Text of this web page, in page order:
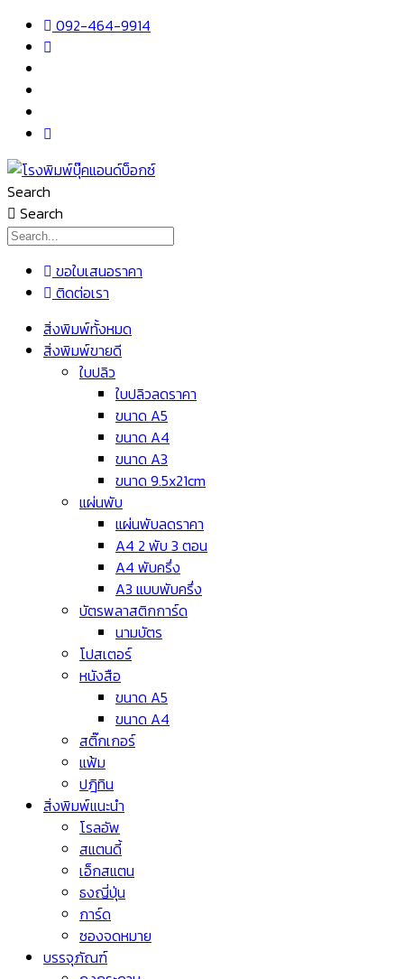
Skip
content
092-464-9914
Search
Search
ขอใบเสนอราคา
ติดต่อเรา
เมนู
สิ่งพิมพ์ทั้งหมด
สิ่งพิมพ์ขายดี
ใบปลิว
ใบปลิวลดราคา
ขนาด A5
ขนาด A4
ขนาด A3
ขนาด 9.5x21cm
แผ่นพับ
แผ่นพับลดราคา
A4 2 พับ 3 ตอน
A4 พับครึ่ง
A3 แบบพับครึ่ง
บัตรพลาสติกการ์ด
นามบัตร
โปสเตอร์
หนังสือ
ขนาด A5
ขนาด A4
สติ๊กเกอร์
แฟ้ม
ปฎิทิน
สิ่งพิมพ์แนะนำ
โรลอัพ
สแตนดี้
เอ็กสแตน
ธงญี่ปุ่น
การ์ด
ซองจดหมาย
บรรจุภัณฑ์